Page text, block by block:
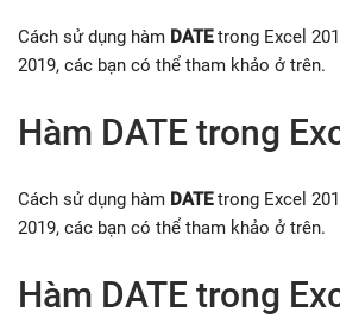
Cách sử dụng hàm DATEtrong Excel
2019, các bạn có thể tham khảo ở trên.
Hàm DATE trong
Cách sử dụng hàm DATEtrong Excel
2019, các bạn có thể tham khảo ở trên.
Hàm DATE trong